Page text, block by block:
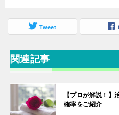
Tweet
関連記事
【プロが解説！】
確率をご紹介